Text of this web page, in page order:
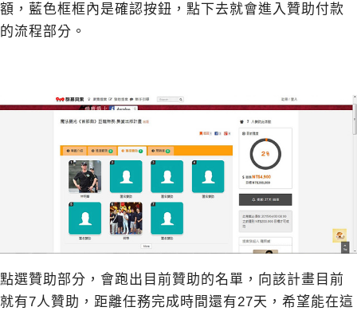
額，藍色框框內是確認按鈕，點下去就會進入贊助付款
的流程部分。
點選贊助部分，會跑出目前贊助的名單，向該計畫目前
就有7人贊助，距離任務完成時間還有27天，希望能在這